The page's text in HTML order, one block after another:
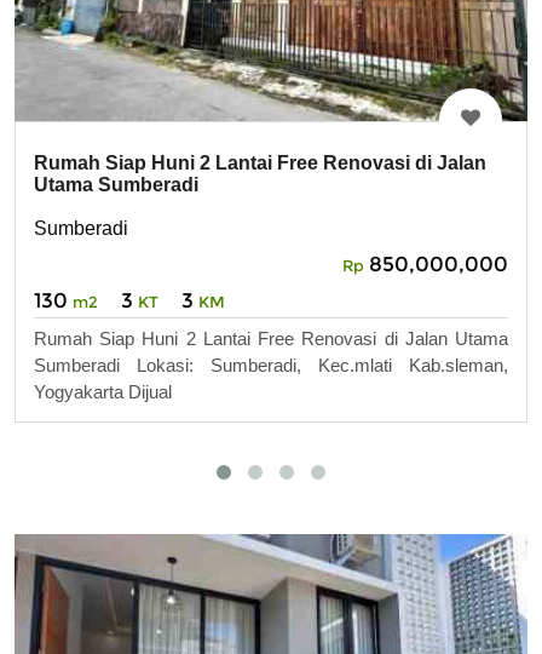
Rumah Siap Huni 2 Lantai Free Renovasi di Jalan
Utama Sumberadi
Sumberadi
Rp 850,000,000
130 m2 3 KT 3 KM
Rumah Siap Huni 2 Lantai Free Renovasi di Jalan Utama
Sumberadi Lokasi: Sumberadi, Kec.mlati Kab.sleman,
Yogyakarta Dijual